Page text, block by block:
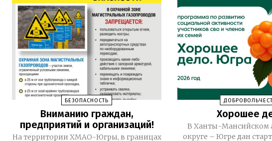
БЕЗОПАСНОСТЬ
Вниманию граждан,
предприятий и организаций!
На территории ХМАО-Югры, в границах
Хорошее
В Ханты-Мансийском
округе – Югре дан